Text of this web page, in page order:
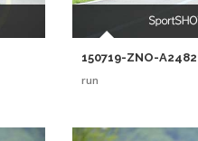
150719-ZNO-A2482
run